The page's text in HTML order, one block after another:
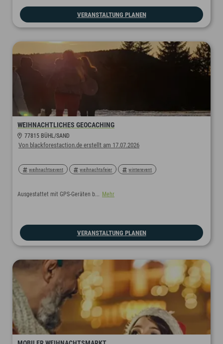
VERANSTALTUNG PLANEN
WEIHNACHTLICHES GEOCACHING
77815 BÜHL/SAND
Von blackforestaction.de erstellt am 17.07.2026
weihnachtsevent weihnachtsfeier winterevent
Ausgestattet mit GPS-Geräten b... Mehr
VERANSTALTUNG PLANEN